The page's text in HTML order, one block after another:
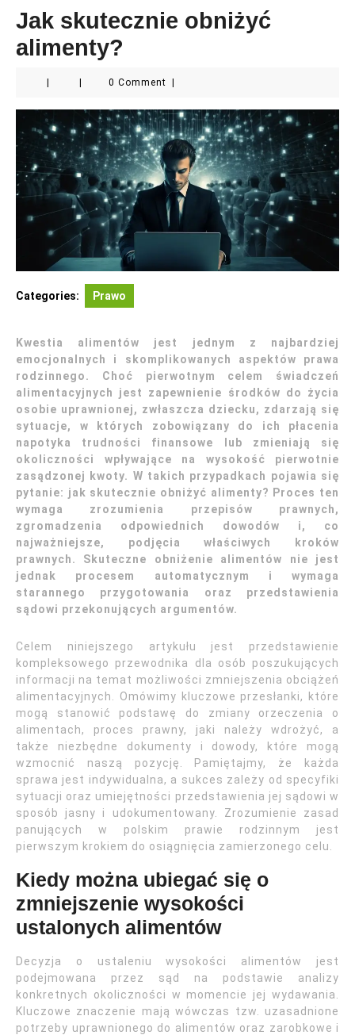
Jak skutecznie obniżyć
alimenty?
0 Comment
Categories: Prawo
Kwestia alimentów jest jednym z najbardziej
emocjonalnych i skomplikowanych aspektów prawa
rodzinnego. Choć pierwotnym celem świadczeń
alimentacyjnych jest zapewnienie środków do życia
osobie uprawnionej, zwłaszcza dziecku, zdarzają się
sytuacje, w których zobowiązany do ich płacenia
napotyka trudności finansowe lub zmieniają się
okoliczności wpływające na wysokość pierwotnie
zasądzonej kwoty. W takich przypadkach pojawia się
pytanie: jak skutecznie obniżyć alimenty? Proces ten
wymaga zrozumienia przepisów prawnych,
zgromadzenia odpowiednich dowodów i, co
najważniejsze, podjęcia właściwych kroków
prawnych. Skuteczne obniżenie alimentów nie jest
jednak procesem automatycznym i wymaga
starannego przygotowania oraz przedstawienia
sądowi przekonujących argumentów.
Celem niniejszego artykułu jest przedstawienie
kompleksowego przewodnika dla osób poszukujących
informacji na temat możliwości zmniejszenia obciążeń
alimentacyjnych. Omówimy kluczowe przesłanki, które
mogą stanowić podstawę do zmiany orzeczenia o
alimentach, proces prawny, jaki należy wdrożyć, a
także niezbędne dokumenty i dowody, które mogą
wzmocnić naszą pozycję. Pamiętajmy, że każda
sprawa jest indywidualna, a sukces zależy od specyfiki
sytuacji oraz umiejętności przedstawienia jej sądowi w
sposób jasny i udokumentowany. Zrozumienie zasad
panujących w polskim prawie rodzinnym jest
pierwszym krokiem do osiągnięcia zamierzonego celu.
Kiedy można ubiegać się o
zmniejszenie wysokości
ustalonych alimentów
Decyzja o ustaleniu wysokości alimentów jest
podejmowana przez sąd na podstawie analizy
konkretnych okoliczności w momencie jej wydawania.
Kluczowe znaczenie mają wówczas tzw. uzasadnione
potrzeby uprawnionego do alimentów oraz zarobkowe i